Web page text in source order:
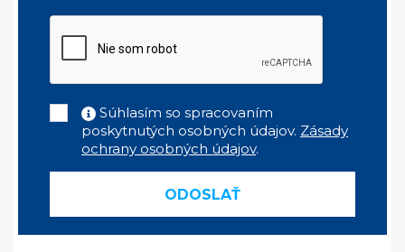
Súhlasím so spracovaním
poskytnutých osobných údajov. Zásady
ochrany osobných údajov.
ODOSLAŤ